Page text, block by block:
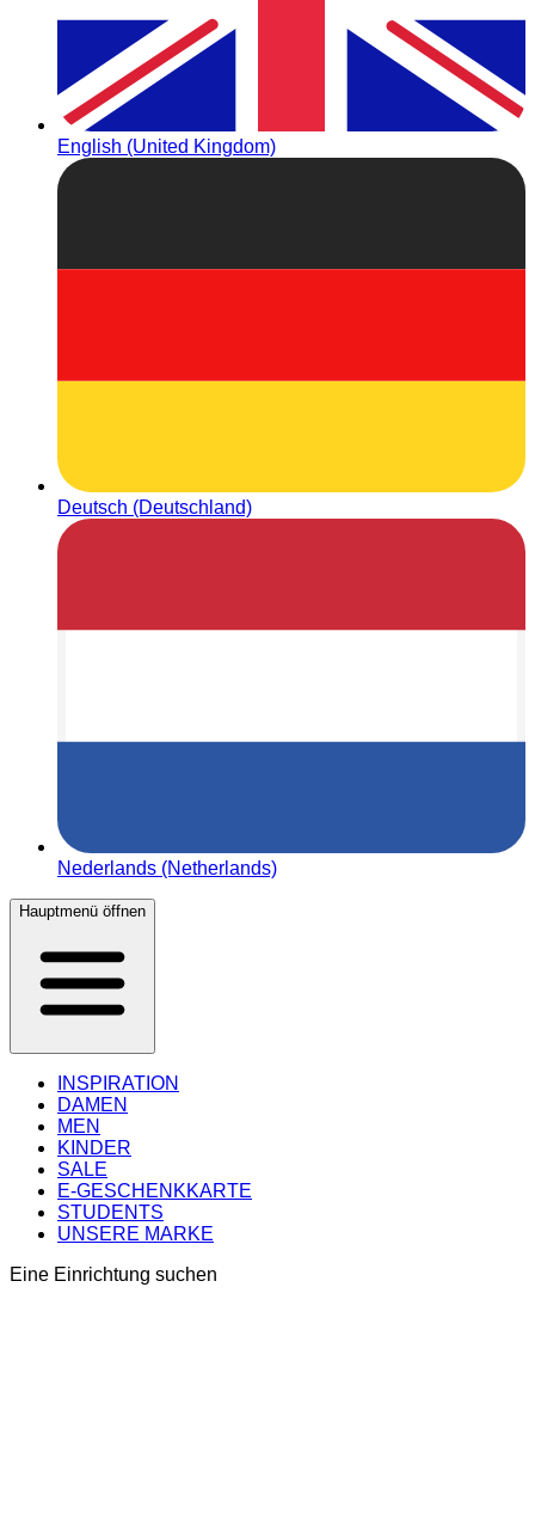
English (United Kingdom)
Deutsch (Deutschland)
Nederlands (Netherlands)
Hauptmenü öffnen
INSPIRATION
DAMEN
MEN
KINDER
SALE
E-GESCHENKKARTE
STUDENTS
UNSERE MARKE
Eine Einrichtung suchen